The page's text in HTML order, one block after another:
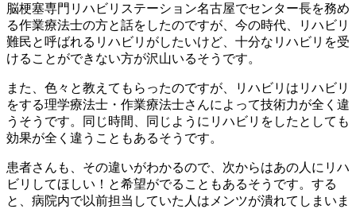
脳梗塞専門リハビリステーション名古屋でセンター長を務め
る作業療法士の方と話をしたのですが、今の時代、リハビリ
難民と呼ばれるリハビリがしたいけど、十分なリハビリを受
けることができない方が沢山いるそうです。
また、色々と教えてもらったのですが、リハビリはリハビリ
をする理学療法士・作業療法士さんによって技術力が全く違
うそうです。同じ時間、同じようにリハビリをしたとしても
効果が全く違うこともあるそうです。
患者さんも、その違いがわかるので、次からはあの人にリハ
ビリしてほしい！と希望がでることもあるそうです。する
と、病院内で以前担当していた人はメンツが潰れてしまいま